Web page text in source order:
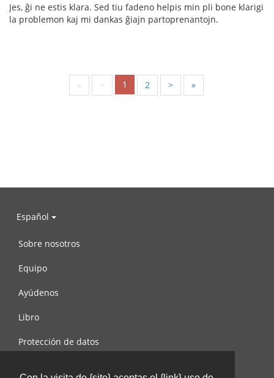
Jes, ĝi ne estis klara. Sed tiu fadeno helpis min pli bone klarigi
la problemon kaj mi dankas ĝiajn partoprenantojn.
« < 1 2 > »
Español
Sobre nosotros
Equipo
Ayúdenos
Libro
Protección de datos